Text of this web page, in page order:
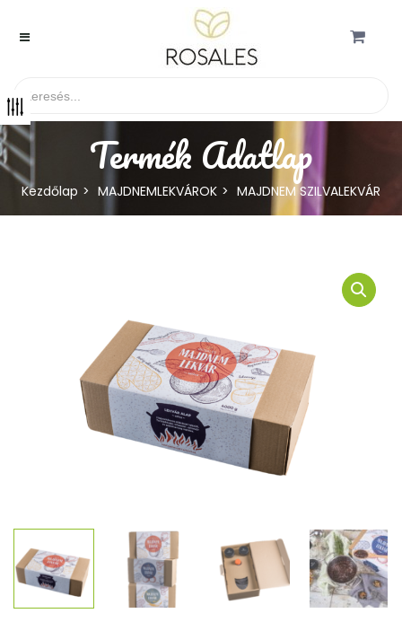
Termék Adatlap
Kezdőlap MAJDNEMLEKVÁROK MAJDNEM SZILVALEKVÁR